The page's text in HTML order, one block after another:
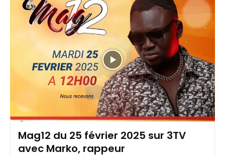
Mag12 du 25 février 2025 sur 3TV
avec Marko, rappeur